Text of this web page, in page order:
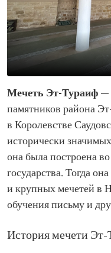
Мечеть Эт-Тураиф —
памятников района
в Королевстве
исторически
она была построена
государства. Тогда
и крупных мечетей в
обучения письму и
История мечети